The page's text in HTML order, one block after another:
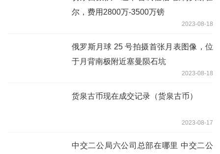
尔，费用2800万-3500万镑
2023-08-18
俄罗斯月球 25 号拍摄首张月表图像，位
于月背南极附近塞曼陨石坑
2023-08-18
货泉古币现在成交记录（货泉古币）
2023-08-17
中交二公局六公司总部在哪里 中交二公